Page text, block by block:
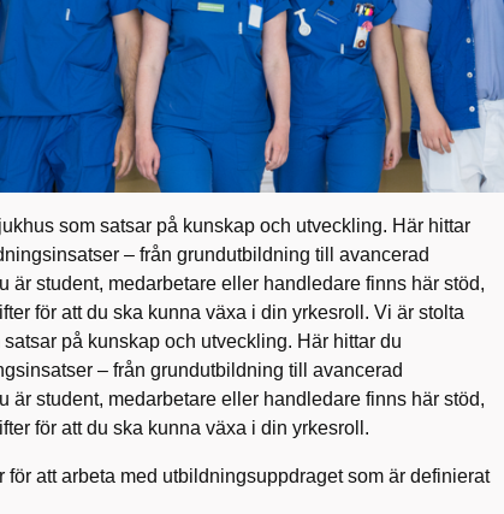
som satsar på kunskap och utveckling. Här hittar
– från grundutbildning till avancerad
är student, medarbetare eller handledare finns här stöd,
för att du ska kunna växa i din yrkesroll. Vi är stolta
på kunskap och utveckling. Här hittar du
– från grundutbildning till avancerad
är student, medarbetare eller handledare finns här stöd,
för att du ska kunna växa i din yrkesroll.
att arbeta med utbildningsuppdraget som är definierat